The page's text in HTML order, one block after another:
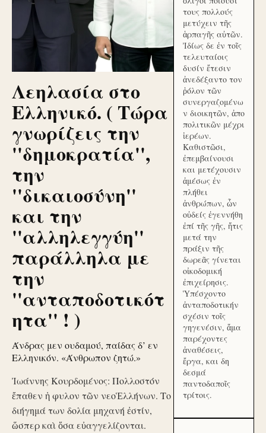
Λεηλασία στο
Ελληνικό. ( Τώρα
γνωρίζεις την
''δημοκρατία'',
την
''δικαιοσύνη''
και την
''αλληλεγγύη''
παράλληλα με
την
''ανταποδοτικότ
ητα'' ! )
Άνδρας μεν ουδαμού, παίδας δ’ εν
Ελληνικόν. «Άνθρωπον ζητώ.»
Ἰωάννης Κουρδομένος: Πολλοστόν
ἔπαθεν ἡ φυλον τῶν νεοἙλλήνων. Το
διήγημά των δολία μηχανή ἐστίν,
ὥσπερ καὶ ὅσα εὐαγγελίζονται.
τους πολλούς
μετύχειν τῆς
ἁρπαγῆς αὐτῶν.
Ἰδίως δε ἐν τοῖς
τελευταίοις
δυσίν ἔτεσιν
ἀνεδέξαντο τον
ῥόλον τῶν
συνεργαζομένω
ν διοικητῶν, ἀπο
πολιτικῶν μέχρι
ἱερέων.
Καθιστῶσι,
ἐπεμβαίνουσι
και μετέχουσιν
ἀμέσως ἐν
πλήθει
ἀνθρώπων, ὧν
οὐδείς ἐγεννήθη
ἐπί τῆς γῆς, ἥτις
μετά την
πράξιν τῆς
δωρεᾶς γίνεται
οἰκοδομική
ἐπιχείρησις.
Ὑπέσχοντο
ἀνταποδοτικήν
σχέσιν τοῖς
γηγενέσιν, ἅμα
παρέχοντες
ἀναθέσεις,
ἔργα, και δη
δεσμά
παντοδαποῖς
τρίτοις.